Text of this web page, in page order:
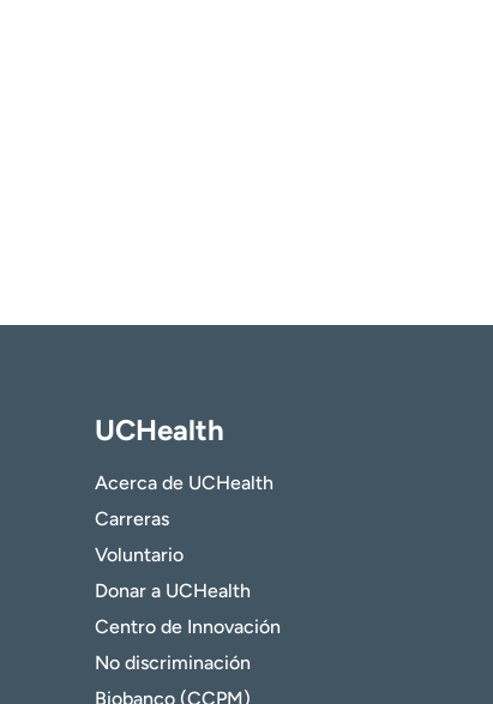
UCHealth
Acerca de UCHealth
Carreras
Voluntario
Donar a UCHealth
Centro de Innovación
No discriminación
Biobanco (CCPM)